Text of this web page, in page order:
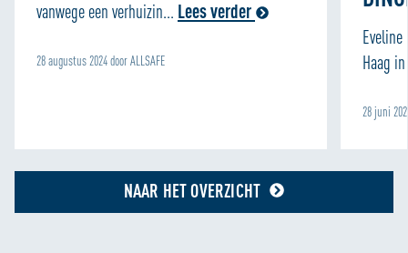
vanwege een verhuizin... Lees verder
28 augustus 2024 door ALLSAFE
Haag
28 juni
NAAR HET OVERZICHT